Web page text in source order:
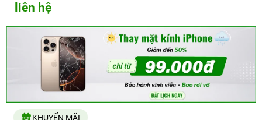
liên hệ
KHUYẾN MÃI